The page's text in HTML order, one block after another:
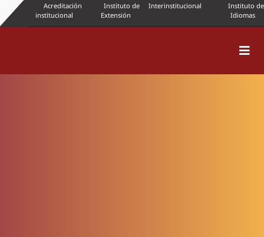
Acreditación
institucional
Instituto de
Extensión
Interinstitucional
Instituto de
Idiomas